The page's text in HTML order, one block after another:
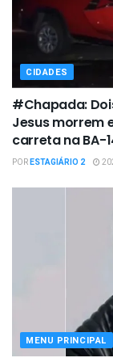
CIDADES
#Chapada:
Jesus morrem
carreta na BA-
PORESTAGIÁRIO 2
MENU PRINCIPAL